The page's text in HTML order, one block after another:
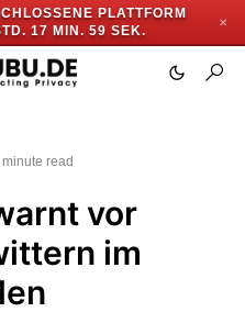
PLATTFORM
17 MIN. 58 SEK.
✕
minute read
vor
im